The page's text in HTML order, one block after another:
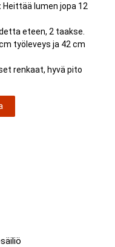
Heittää lumen jopa 12
eteen, 2 taakse.
työleveys ja 42 cm
renkaat, hyvä pito